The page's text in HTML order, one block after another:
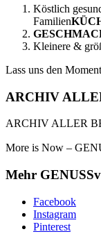
Köstlich
Familien
Kleinere &
Lass uns den
ARCHIV
ARCHIV ALLER
More is Now –
Mehr
Facebook
Instagram
Pinterest